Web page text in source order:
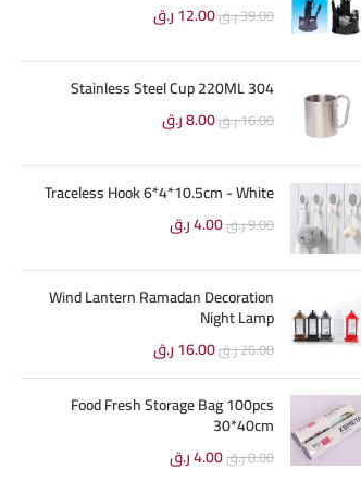
39.00ر.ق12.00ر.ق
304 Stainless Steel Cup 220ML
16.00ر.ق8.00ر.ق
Traceless Hook 6*4*10.5cm - White
9.00ر.ق4.00ر.ق
Wind Lantern Ramadan Decoration
Night Lamp
26.00ر.ق16.00ر.ق
Food Fresh Storage Bag 100pcs
30*40cm
8.00ر.ق4.00ر.ق